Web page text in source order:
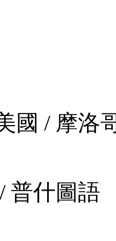
國 / 摩洛
普什圖語